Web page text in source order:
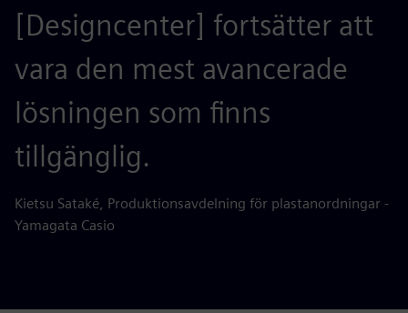
[Designcenter] fortsätter att
vara den mest avancerade
lösningen som finns
tillgänglig.
Kietsu Sataké, Produktionsavdelning för plastanordningar -
Yamagata Casio